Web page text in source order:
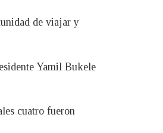
de viajar y
Yamil Bukele
cuatro fueron